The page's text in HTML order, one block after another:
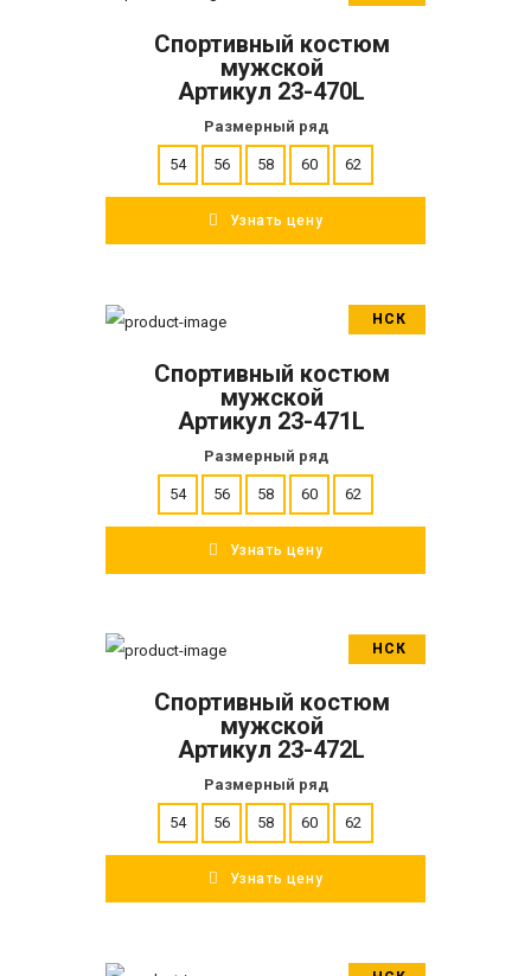
ПОДРОБНЕЕ
Спортивный костюм
мужской
Артикул 23-470L
Размерный ряд
54 56 58 60 62
Узнать цену
НСК
ПОДРОБНЕЕ
Спортивный костюм
мужской
Артикул 23-471L
Размерный ряд
54 56 58 60 62
Узнать цену
НСК
ПОДРОБНЕЕ
Спортивный костюм
мужской
Артикул 23-472L
Размерный ряд
54 56 58 60 62
Узнать цену